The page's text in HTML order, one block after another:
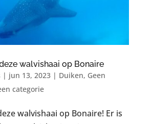
walvishaai op Bonaire
| jun 13, 2023| Duiken, Geen
categorie
walvishaai op Bonaire! Er is